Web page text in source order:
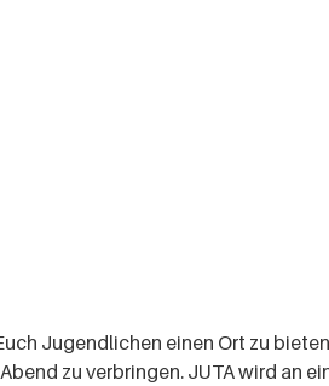
Jugendlichen einen Ort zu
zu verbringen. JUTA wird an